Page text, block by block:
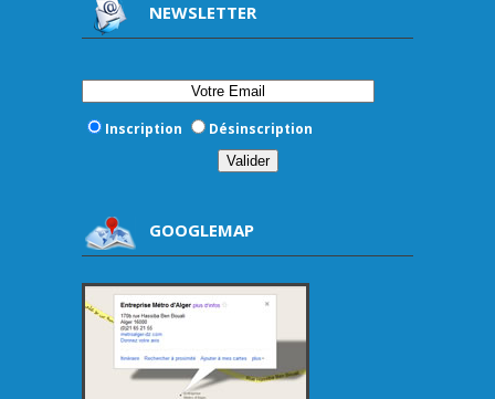
NEWSLETTER
Inscription Désinscription
GOOGLEMAP